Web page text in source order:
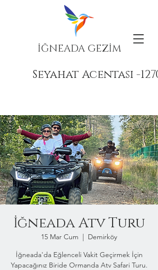
İĞNEADA GEZİM
Seyahat Acentası -
İğneada Atv Turu
15 Mar Cum
  |
Demirköy
İğneada'da Eğlenceli Vakit Geçirmek İçin
Yapacağınız Biride Ormanda Atv Safari Turu.